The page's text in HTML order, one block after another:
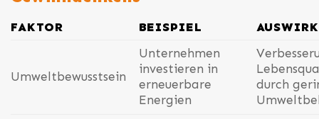
FAKTOR BEISPIEL
Umweltbewusstsein
Unternehmen
investieren in
erneuerbare
Energien
durch